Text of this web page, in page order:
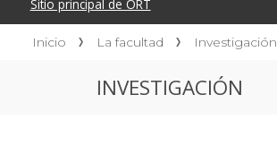
Inicio La facultad Investigación
INVESTIGACIÓN